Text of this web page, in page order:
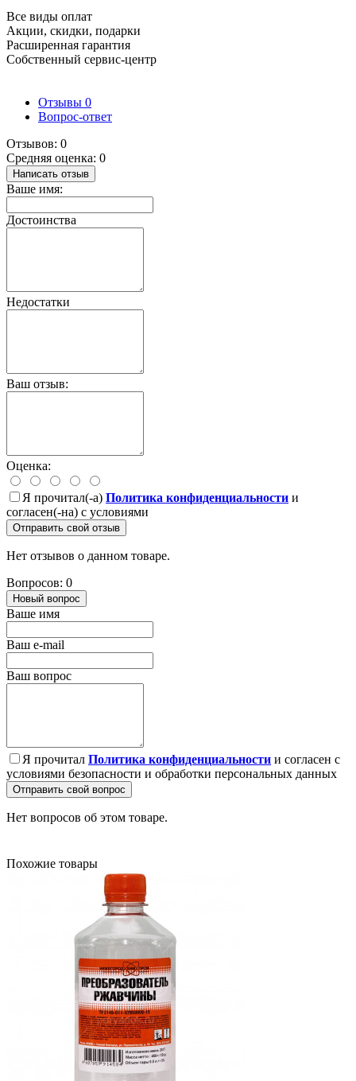
Все виды оплат
Акции, скидки, подарки
Расширенная гарантия
Собственный сервис-центр
Отзывы 0
Вопрос-ответ
Отзывов: 0
Средняя оценка: 0
Написать отзыв
Ваше имя:
Достоинства
Недостатки
Ваш отзыв:
Оценка:
Я прочитал(-а) Политика конфиденциальности и
согласен(-на) с условиями
Отправить свой отзыв
Нет отзывов о данном товаре.
Вопросов: 0
Новый вопрос
Ваше имя
Ваш e-mail
Ваш вопрос
Я прочитал Политика конфиденциальности и согласен с
условиями безопасности и обработки персональных данных
Отправить свой вопрос
Нет вопросов об этом товаре.
Похожие товары